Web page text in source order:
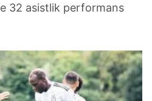
32 asistlik performans